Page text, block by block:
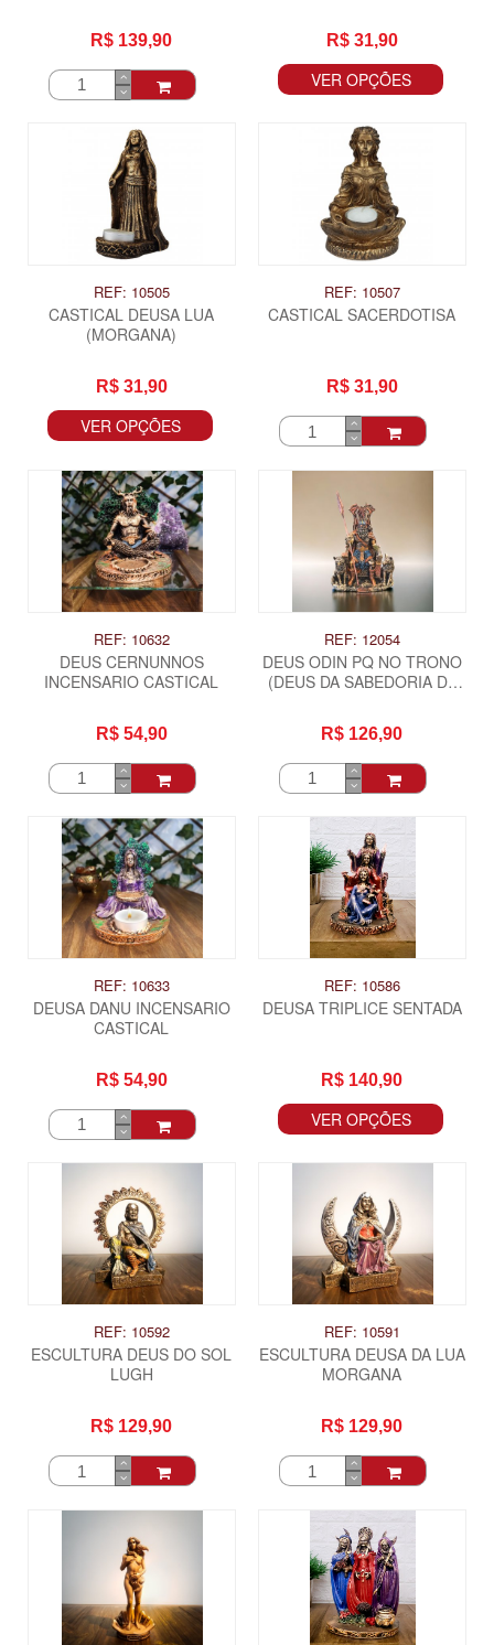
R$ 139,90 R$ 31,90
VER OPÇÕES
REF: 10505
CASTICAL DEUSA LUA
(MORGANA)
R$ 31,90
VER OPÇÕES
REF: 10507
CASTICAL SACERDOTISA
R$ 31,90
REF: 10632
DEUS CERNUNNOS
INCENSARIO CASTICAL
R$ 54,90
REF: 12054
DEUS ODIN PQ NO TRONO
(DEUS DA SABEDORIA DA
R$ 126,90
REF: 10633
DEUSA DANU INCENSARIO
CASTICAL
R$ 54,90
REF: 10586
DEUSA TRIPLICE SENTADA
R$ 140,90
VER OPÇÕES
REF: 10592
ESCULTURA DEUS DO SOL
LUGH
R$ 129,90
REF: 10591
ESCULTURA DEUSA DA LUA
MORGANA
R$ 129,90